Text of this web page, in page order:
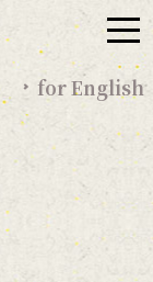
for English